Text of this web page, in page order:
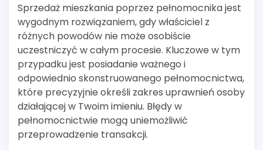
Sprzedaż mieszkania poprzez pełnomocnika jest
wygodnym rozwiązaniem, gdy właściciel z
różnych powodów nie może osobiście
uczestniczyć w całym procesie. Kluczowe w tym
przypadku jest posiadanie ważnego i
odpowiednio skonstruowanego pełnomocnictwa,
które precyzyjnie określi zakres uprawnień osoby
działającej w Twoim imieniu. Błędy w
pełnomocnictwie mogą uniemożliwić
przeprowadzenie transakcji.